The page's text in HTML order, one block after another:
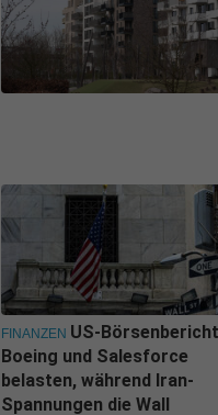
FINANZEN US-
Boeing und Salesforce
belasten, während Iran-
Spannungen die Wall